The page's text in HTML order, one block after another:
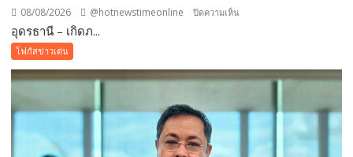
08/08/2026 @hotnewstimeonline ปิดความเห็น
ประดิษฐาน
มหกรรม
สวน
อุดรธานี – เกิดภ...
โฟกัสข่าวเด่น